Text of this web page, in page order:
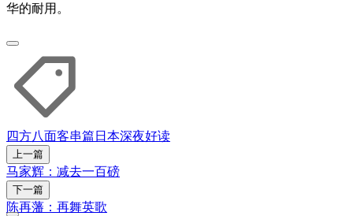
华的耐用。
四方八面客串篇 日本深夜好读
上一篇
马家辉：减去一百磅
下一篇
陈再藩：再舞英歌